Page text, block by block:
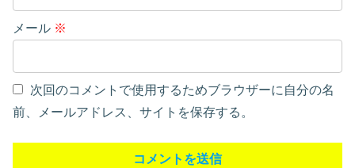
メール ※
次回のコメントで使用するためブラウザーに自分の名
前、メールアドレス、サイトを保存する。